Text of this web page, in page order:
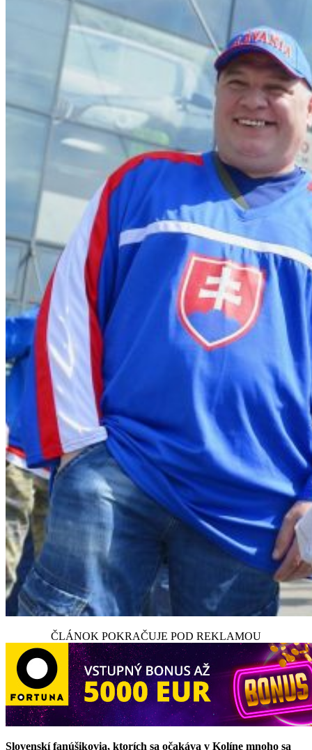
ČLÁNOK POKRAČUJE POD REKLAMOU
Slovenskí fanúšikovia, ktorích sa očakáva v Kolíne mnoho sa